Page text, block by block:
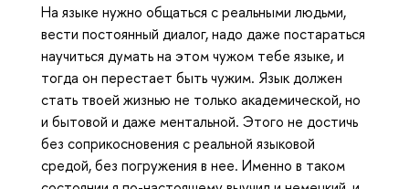
На языке нужно общаться с реальными людьми,
вести постоянный диалог, надо даже постараться
научиться думать на этом чужом тебе языке, и
тогда он перестает быть чужим. Язык должен
стать твоей жизнью не только академической, но
и бытовой и даже ментальной. Этого не достичь
без соприкосновения с реальной языковой
средой, без погружения в нее. Именно в таком